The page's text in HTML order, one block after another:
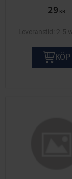
29 KR
2-5
KÖP